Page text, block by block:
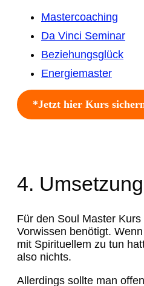
Mastercoaching
Da Vinci Seminar
Beziehungsglück
Energiemaster
*Jetzt hier Kurs
4. Umsetzung
Für den Soul Master
Vorwissen benötigt.
mit Spirituellem zu tun
also nichts.
Allerdings sollte man